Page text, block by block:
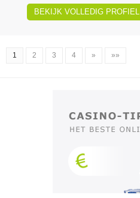
BEKIJK VOLLEDIG PROFIEL
1 2 3 4 » »»